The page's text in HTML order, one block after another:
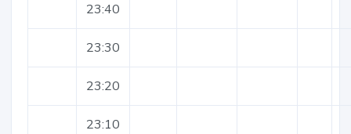
23:40
23:30
23:20
23:10